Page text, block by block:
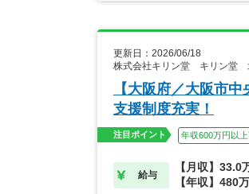
更新日：2026/06/18
株式会社キリン堂 キリン堂
【大阪府／大阪市
支援制度充実！
注目ポイント 年収600万円以
給与
【月収】
【年収】480